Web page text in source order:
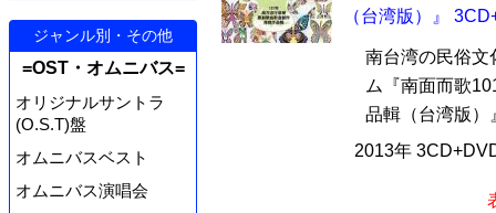
ジャンル別・その他
=OST・オムニバス=
オリジナルサントラ
(O.S.T)盤
オムニバスベスト
オムニバス演唱会
（台湾版）』
南台湾の民俗文
ム『南面而歌
品輯（台湾版）
2013年